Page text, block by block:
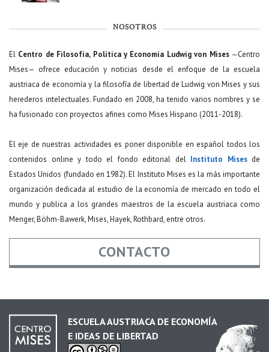
NOSOTROS
El Centro de Filosofía, Política y Economía Ludwig von Mises—Centro
Mises— ofrece educación y noticias desde el enfoque de la escuela
austriaca de economía y la filosofía de libertad de Ludwig von Mises y sus
herederos intelectuales. Fundado en 2008, ha tenido varios nombres y se
ha fusionado con proyectos afines como Mises Hispano (2011-2018).
El eje de nuestras actividades es poner disponible en español todos los
contenidos online y todo el fondo editorial del Instituto Misesde
Estados Unidos (fundado en 1982). El Instituto Mises es la más importante
organización dedicada al estudio de la economía de mercado en todo el
mundo y publica a los grandes maestros de la escuela austriaca como
Menger, Böhm-Bawerk, Mises, Hayek, Rothbard, entre otros.
CONTACTO
Email *
ESCUELA AUSTRIACA DE ECONOMÍA
E IDEAS DE LIBERTAD